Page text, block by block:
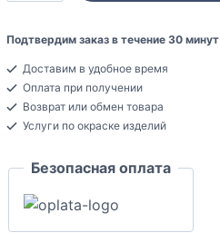
CR
Карниз
потолочный
ЛДФ
Подтвердим заказ в течение 30 минут
Доставим в удобное время
Оплата при получении
Возврат или обмен товара
Услуги по окраске изделий
Безопасная оплата